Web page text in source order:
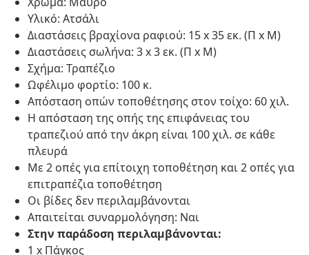
Υλικό: Ατσάλι
Διαστάσεις βραχίονα ραφιού: 15 x 35 εκ. (Π x Μ)
Διαστάσεις σωλήνα: 3 x 3 εκ. (Π x Μ)
Σχήμα: Τραπέζιο
Ωφέλιμο φορτίο: 100 κ.
Απόσταση οπών τοποθέτησης στον τοίχο: 60 χιλ.
Η απόσταση της οπής της επιφάνειας του
τραπεζιού από την άκρη είναι 100 χιλ. σε κάθε
πλευρά
Με 2 οπές για επίτοιχη τοποθέτηση και 2 οπές για
επιτραπέζια τοποθέτηση
Οι βίδες δεν περιλαμβάνονται
Απαιτείται συναρμολόγηση: Ναι
Στην παράδοση περιλαμβάνονται:
1 x Πάγκος